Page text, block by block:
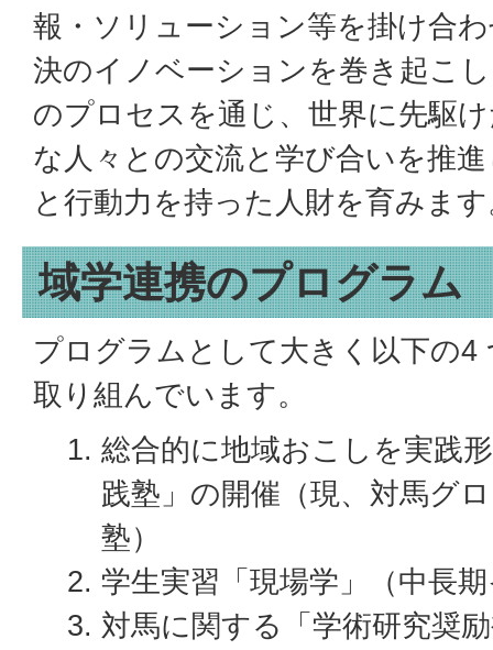
報・ソリューション等を掛け合
決のイノベーションを巻き起こ
のプロセスを通じ、世界に先駆
な人々との交流と学び合いを推
と行動力を持った人財を育みま
域学連携のプログラム
プログラムとして大きく以下の4
取り組んでいます。
総合的に地域おこしを実践
践塾」の開催（現、対馬グ
塾）
学生実習「現場学」（中長
対馬に関する「学術研究奨